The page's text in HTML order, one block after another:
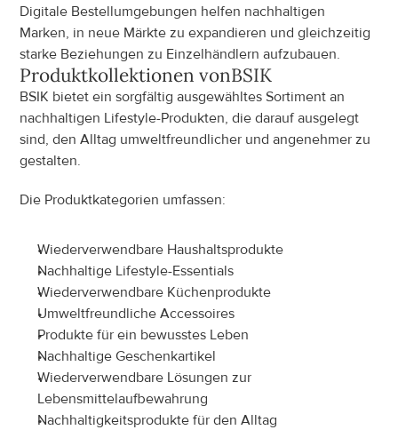
Digitale Bestellumgebungen helfen nachhaltigen
Marken, in neue Märkte zu expandieren und gleichzeitig
starke Beziehungen zu Einzelhändlern aufzubauen.
Produktkollektionen vonBSIK
BSIK bietet ein sorgfältig ausgewähltes Sortiment an
nachhaltigen Lifestyle-Produkten, die darauf ausgelegt
sind, den Alltag umweltfreundlicher und angenehmer zu
gestalten.
Die Produktkategorien umfassen:
Wiederverwendbare Haushaltsprodukte
Nachhaltige Lifestyle-Essentials
Wiederverwendbare Küchenprodukte
Umweltfreundliche Accessoires
Produkte für ein bewusstes Leben
Nachhaltige Geschenkartikel
Wiederverwendbare Lösungen zur
Lebensmittelaufbewahrung
Nachhaltigkeitsprodukte für den Alltag